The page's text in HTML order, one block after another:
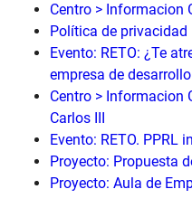
Centro > Informacion
Política de privacidad
Evento: RETO: ¿Te
empresa de
Centro > Informacion
Carlos III
Evento: RETO. PPRL
Proyecto: Propuesta
Proyecto: Aula de